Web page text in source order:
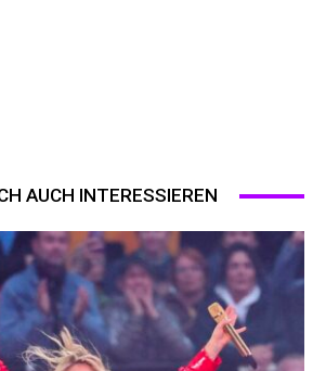
AUCH INTERESSIEREN